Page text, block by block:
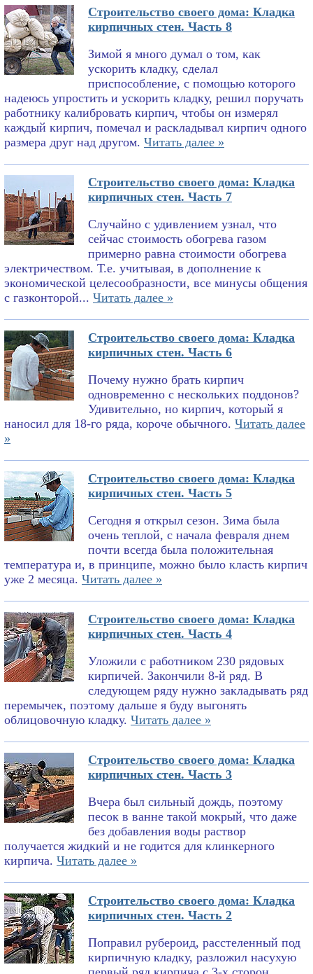
Строительство своего дома: Кладка
кирпичных стен. Часть 8
Зимой я много думал о том, как
ускорить кладку, сделал
приспособление, с помощью которого
надеюсь упростить и ускорить кладку, решил поручать
работнику калибровать кирпич, чтобы он измерял
каждый кирпич, помечал и раскладывал кирпич одного
размера друг над другом. Читать далее »
Строительство своего дома: Кладка
кирпичных стен. Часть 7
Случайно с удивлением узнал, что
сейчас стоимость обогрева газом
примерно равна стоимости обогрева
электричеством. Т.е. учитывая, в дополнение к
экономической целесообразности, все минусы общения
с газконторой... Читать далее »
Строительство своего дома: Кладка
кирпичных стен. Часть 6
Почему нужно брать кирпич
одновременно с нескольких поддонов?
Удивительно, но кирпич, который я
наносил для 18-го ряда, короче обычного. Читать далее
»
Строительство своего дома: Кладка
кирпичных стен. Часть 5
Сегодня я открыл сезон. Зима была
очень теплой, с начала февраля днем
почти всегда была положительная
температура и, в принципе, можно было класть кирпич
уже 2 месяца. Читать далее »
Строительство своего дома: Кладка
кирпичных стен. Часть 4
Уложили с работником 230 рядовых
кирпичей. Закончили 8-й ряд. В
следующем ряду нужно закладывать ряд
перемычек, поэтому дальше я буду выгонять
облицовочную кладку. Читать далее »
Строительство своего дома: Кладка
кирпичных стен. Часть 3
Вчера был сильный дождь, поэтому
песок в ванне такой мокрый, что даже
без добавления воды раствор
получается жидкий и не годится для клинкерного
кирпича. Читать далее »
Строительство своего дома: Кладка
кирпичных стен. Часть 2
Поправил рубероид, расстеленный под
кирпичную кладку, разложил насухую